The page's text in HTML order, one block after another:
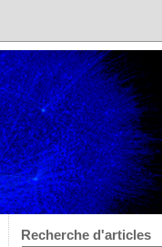
Recherche d'articles